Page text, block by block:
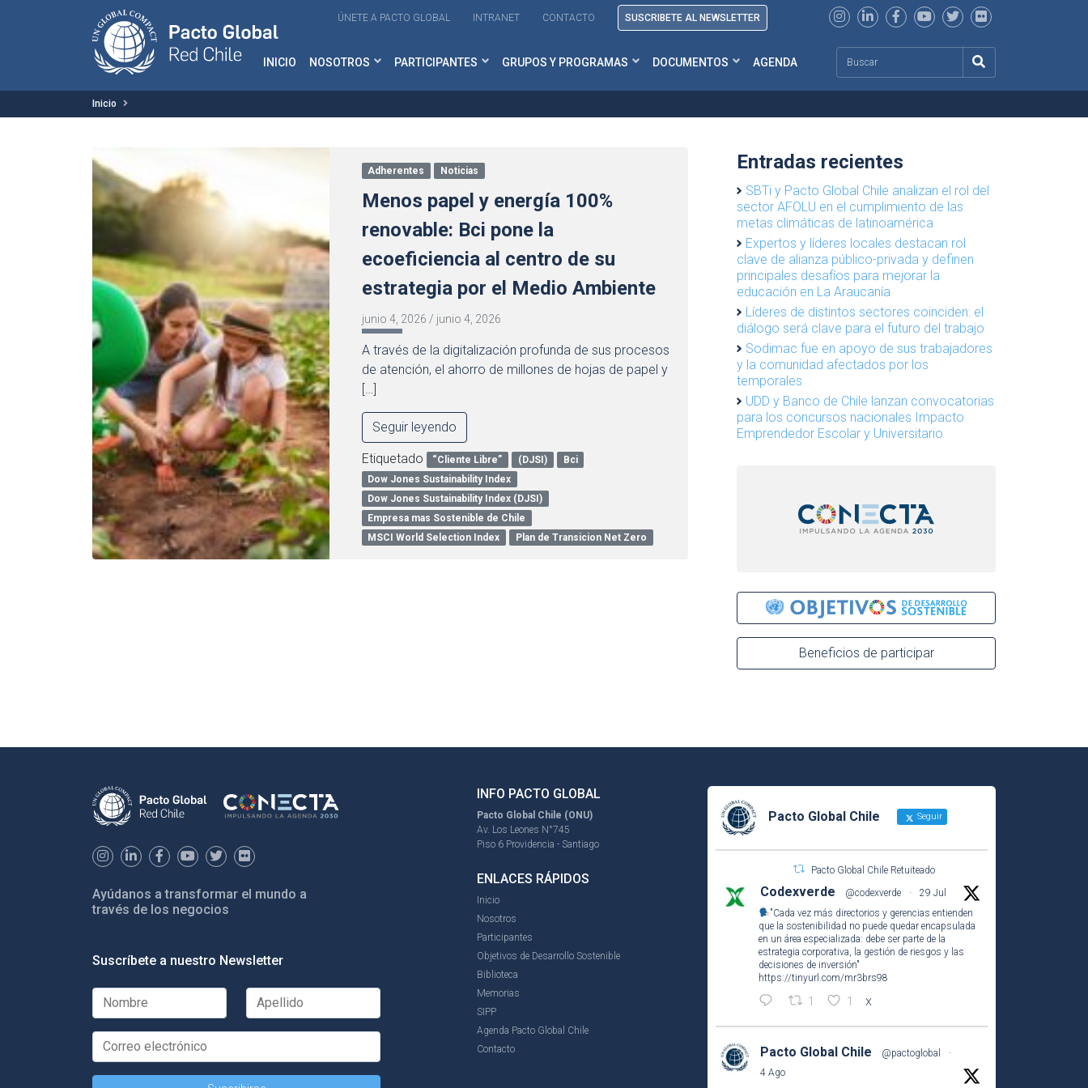
ÚNETE A PACTO GLOBAL INTRANET CONTACTO SUSCRIBETE AL NEWSLETTER
INICIO NOSOTROS PARTICIPANTES GRUPOS Y PROGRAMAS DOCUMENTOS AGENDA
Inicio
Adherentes Noticias
Menos papel y energía 100%
renovable: Bci pone la
ecoeficiencia al centro de su
estrategia por el Medio Ambiente
junio 4, 2026 / junio 4, 2026
A través de la digitalización profunda de sus procesos
de atención, el ahorro de millones de hojas de papel y
[…]
Seguir leyendo
Etiquetado “Cliente Libre” (DJSI)
Bci
Dow Jones Sustainability Index
Dow Jones Sustainability Index (DJSI)
Empresa mas Sostenible de Chile
MSCI World Selection Index
Plan de Transicion Net Zero
Entradas recientes
SBTi y Pacto Global Chile analizan el rol del
sector AFOLU en el cumplimiento de las
metas climáticas de latinoamérica
Expertos y líderes locales destacan rol
clave de alianza público-privada y definen
principales desafíos para mejorar la
educación en La Araucanía
Líderes de distintos sectores coinciden: el
diálogo será clave para el futuro del trabajo
Sodimac fue en apoyo de sus trabajadores
y la comunidad afectados por los
temporales
UDD y Banco de Chile lanzan convocatorias
para los concursos nacionales Impacto
Emprendedor Escolar y Universitario
Beneficios de participar
Ayúdanos a transformar el mundo a
través de los negocios
Suscríbete a nuestro Newsletter
INFO PACTO GLOBAL
Pacto Global Chile (ONU)
Av. Los Leones N°745
Piso 6 Providencia - Santiago
ENLACES RÁPIDOS
Inicio
Nosotros
Participantes
Objetivos de Desarrollo Sostenible
Biblioteca
Memorias
SIPP
Agenda Pacto Global Chile
Contacto
Pacto Global Chile Seguir
Pacto Global Chile Retuiteado
Codexverde @codexverde ·
29 Jul
"Cada vez más directorios y gerencias entienden
que la sostenibilidad no puede quedar encapsulada
en un área especializada: debe ser parte de la
estrategia corporativa, la gestión de riesgos y las
decisiones de inversión"
https://tinyurl.com/mr3brs98
1 1 X
Pacto Global Chile @pactoglobal
·
4 Ago